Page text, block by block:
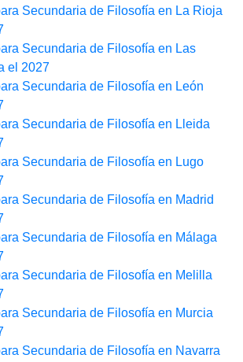
Secundaria de Filosofía en La Rioja
Secundaria de Filosofía en Las
el 2027
Secundaria de Filosofía en León
Secundaria de Filosofía en Lleida
Secundaria de Filosofía en Lugo
Secundaria de Filosofía en Madrid
Secundaria de Filosofía en Málaga
Secundaria de Filosofía en Melilla
Secundaria de Filosofía en Murcia
Secundaria de Filosofía en Navarra